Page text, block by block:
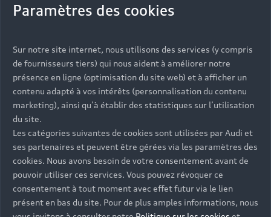
Paramètres des cookies
Sur notre site internet, nous utilisons des services (y compris
de fournisseurs tiers) qui nous aident à améliorer notre
présence en ligne (optimisation du site web) et à afficher un
contenu adapté à vos intérêts (personnalisation du contenu
marketing), ainsi qu’à établir des statistiques sur l’utilisation
du site.
Les catégories suivantes de cookies sont utilisées par Audi et
ses partenaires et peuvent être gérées via les paramètres des
cookies. Nous avons besoin de votre consentement avant de
pouvoir utiliser ces services. Vous pouvez révoquer ce
consentement à tout moment avec effet futur via le lien
présent en bas du site. Pour de plus amples informations, nous